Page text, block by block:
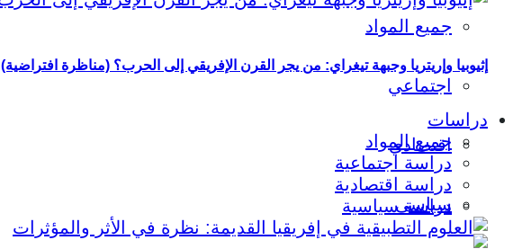
جميع المواد
اجتماعي
اقتصادي
سياسي
إثيوبيا وإريتريا وجبهة تيغراي: من يجر القرن الإفريقي إلى الحرب؟ (مناظرة افتراضية)
دراسات
جميع المواد
دراسة اجتماعية
دراسة اقتصادية
دراسة سياسية